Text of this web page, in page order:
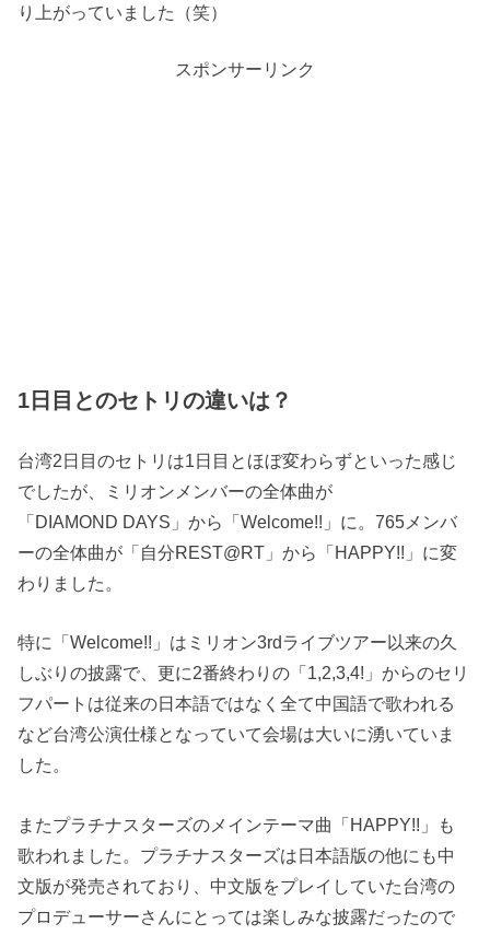
り上がっていました（笑）
スポンサーリンク
1日目とのセトリの違いは？
台湾2日目のセトリは1日目とほぼ変わらずといった感じ
でしたが、ミリオンメンバーの全体曲が
「DIAMOND DAYS」から「Welcome!!」に。765メンバ
ーの全体曲が「自分REST@RT」から「HAPPY!!」に変
わりました。
特に「Welcome!!」はミリオン3rdライブツアー以来の久
しぶりの披露で、更に2番終わりの「1,2,3,4!」からのセリ
フパートは従来の日本語ではなく全て中国語で歌われる
など台湾公演仕様となっていて会場は大いに湧いていま
した。
またプラチナスターズのメインテーマ曲「HAPPY!!」も
歌われました。プラチナスターズは日本語版の他にも中
文版が発売されており、中文版をプレイしていた台湾の
プロデューサーさんにとっては楽しみな披露だったので